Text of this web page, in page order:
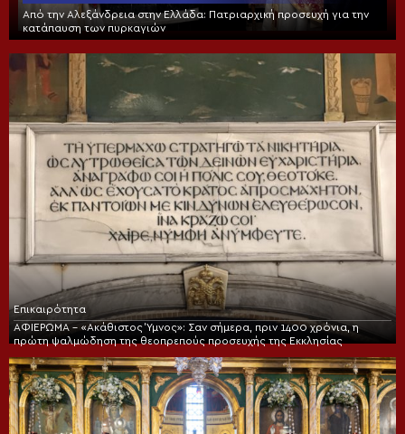
Από την Αλεξάνδρεια στην Ελλάδα: Πατριαρχική προσευχή για την
κατάπαυση των πυρκαγιών
Επικαιρότητα
ΑΦΙΕΡΩΜΑ – «Ακάθιστος Ύμνος»: Σαν σήμερα, πριν 1400 χρόνια, η
πρώτη ψαλμώδηση της θεοπρεπούς προσευχής της Εκκλησίας